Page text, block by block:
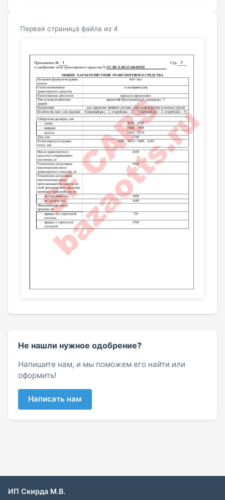
Первая страница файла из 4
Не нашли нужное одобрение?
Напишите нам, и мы поможем его найти или
оформить!
Написать нам
ИП Скирда М.В.